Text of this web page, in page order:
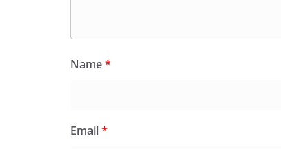
Name*
Email*